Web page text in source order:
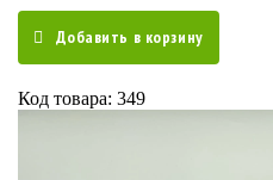
Добавить в корзину
Код товара: 349